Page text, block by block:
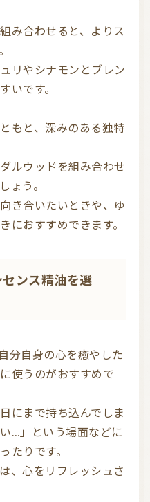
み合わせると、よりス
リやシナモンとブレン
いです。
もと、深みのある独特
ルウッドを組み合わせ
ょう。
き合いたいときや、ゆ
使うのがおすすめで
にまで持ち込んでしま
…」という場面などに
たりです。
、心をリフレッシュさ